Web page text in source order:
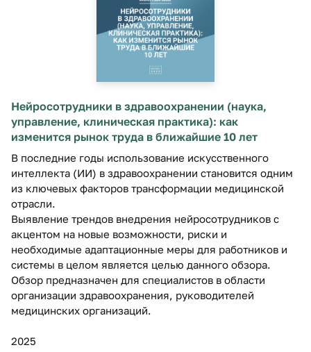
Нейросотрудники в здравоохранении (наука,
управление, клиническая практика): как
изменится рынок труда в ближайшие 10 лет
В последние годы использование искусственного
интеллекта (ИИ) в здравоохранении становится одним
из ключевых факторов трансформации медицинской
отрасли.
Выявление трендов внедрения нейросотрудников с
акцентом на новые возможности, риски и
необходимые адаптационные меры для работников и
системы в целом является целью данного обзора.
Обзор предназначен для специалистов в области
организации здравоохранения, руководителей
медицинских организаций.
2025